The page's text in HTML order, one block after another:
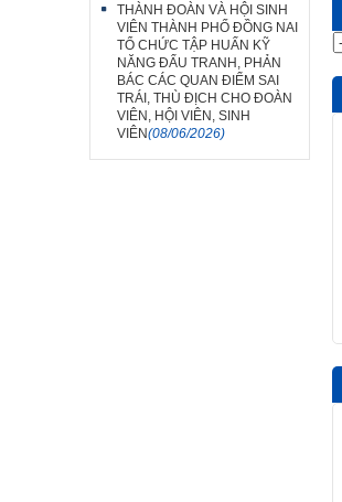
THÀNH ĐOÀN VÀ HỘI SINH
VIÊN THÀNH PHỐ ĐỒNG NAI
TỔ CHỨC TẬP HUẤN KỸ
NĂNG ĐẤU TRANH, PHẢN
BÁC CÁC QUAN ĐIỂM SAI
TRÁI, THÙ ĐỊCH CHO ĐOÀN
VIÊN, HỘI VIÊN, SINH
VIÊN(08/06/2026)